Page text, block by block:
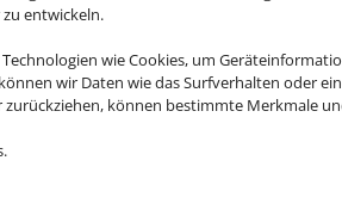
entwickeln.
wie Cookies, um
wir Daten wie das Surfverhalten oder
können bestimmte Merkmale
nicht zwingende gesetzliche
und den gesetzlichen
Anwendung finden.
und stellen auf
jeweils günstigsten Anbieter der